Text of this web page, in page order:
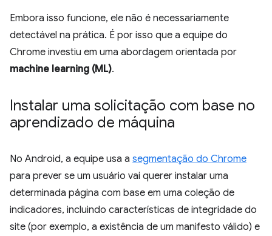
Embora isso funcione, ele não é necessariamente
detectável na prática. É por isso que a equipe do
Chrome investiu em uma abordagem orientada por
machine learning (ML).
Instalar uma solicitação com base no
aprendizado de máquina
No Android, a equipe usa a segmentação do Chrome
para prever se um usuário vai querer instalar uma
determinada página com base em uma coleção de
indicadores, incluindo características de integridade do
site (por exemplo, a existência de um manifesto válido) e